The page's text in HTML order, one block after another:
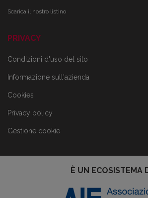
Scarica il nostro listino
PRIVACY
Condizioni d'uso del sito
Informazione sull'azienda
Cookies
Privacy policy
Gestione cookie
È UN ECOSISTEMA